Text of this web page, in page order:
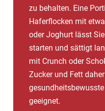
zu behalten. Eine
Haferflocken mit
oder Joghurt lässt
starten und sättigt
mit Crunch oder
Zucker und Fett
geeignet.